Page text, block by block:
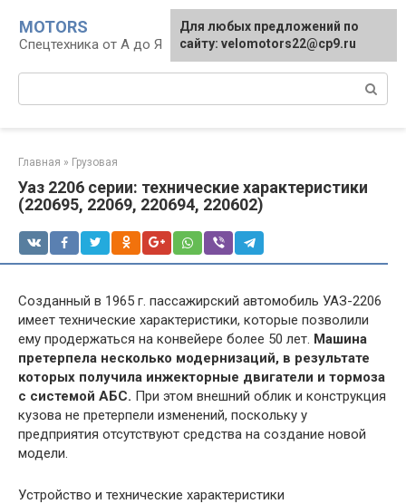
контенту
MOTORS
Спецтехника от А до Я
Главная » Грузовая
Уаз 2206 серии: технические характеристики
(220695, 22069, 220694, 220602)
Созданный в 1965 г. пассажирский автомобиль УАЗ-2206
имеет технические характеристики, которые позволили
ему продержаться на конвейере более 50 лет. Машина
претерпела несколько модернизаций, в результате
которых получила инжекторные двигатели и тормоза
с системой АБС. При этом внешний облик и конструкция
кузова не претерпели изменений, поскольку у
предприятия отсутствуют средства на создание новой
модели.
Устройство и технические характеристики
Для любых предложений по
сайту: velomotors22@cp9.ru